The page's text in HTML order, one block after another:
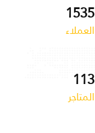
1535
العملاء
113
المتاجر